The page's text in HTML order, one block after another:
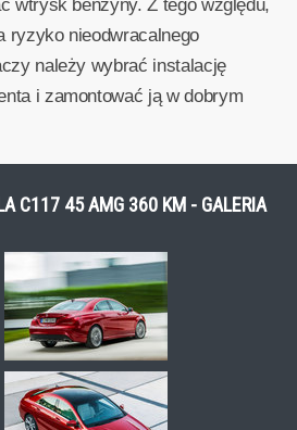
wtrysk benzyny. Z tego względu,
ryzyko nieodwracalnego
należy wybrać instalację
i zamontować ją w dobrym
C117 45 AMG 360 KM - GALERIA